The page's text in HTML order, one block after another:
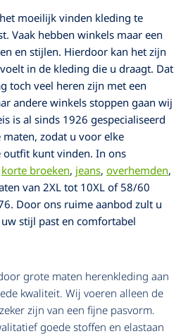
moeilijk vinden kleding te
Vaak hebben winkels maar een
en stijlen. Hierdoor kan het zijn
in de kleding die u draagt. Dat
toch veel heren zijn met een
andere winkels stoppen gaan wij
is al sinds 1926 gespecialiseerd
zodat u voor elke
outfit kunt vinden. In ons
korte broeken, jeans, overhemden,
van 2XL tot 10XL of 58/60
Door ons ruime aanbod zult u
stijl past en comfortabel
grote maten herenkleding aan
kwaliteit. Wij voeren alleen de
zijn van een fijne pasvorm.
goede stoffen en elastaan